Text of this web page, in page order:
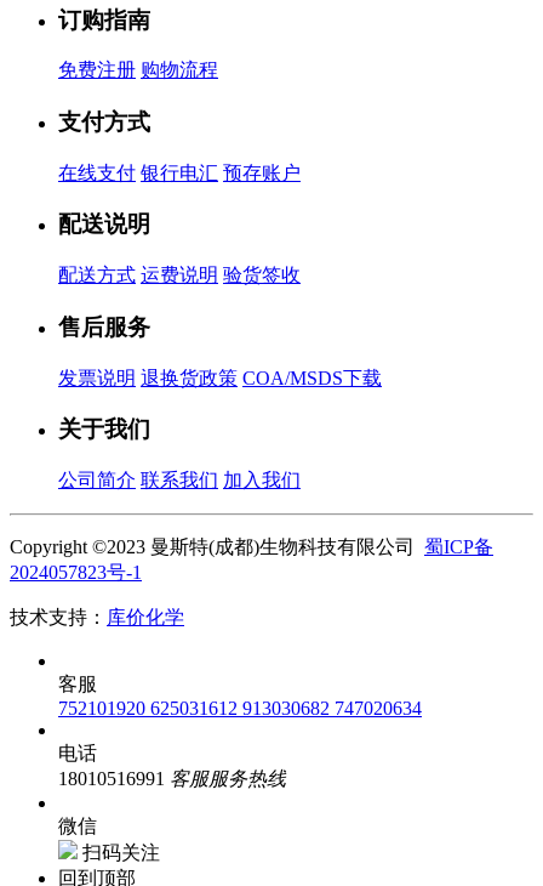
订购指南
免费注册 购物流程
支付方式
在线支付 银行电汇 预存账户
配送说明
配送方式 运费说明 验货签收
售后服务
发票说明 退换货政策 COA/MSDS下载
关于我们
公司简介 联系我们 加入我们
Copyright ©2023 曼斯特(成都)生物科技有限公司 蜀ICP备
2024057823号-1
技术支持： 库价化学
客服
752101920 625031612 913030682 747020634
电话
18010516991 客服服务热线
微信
扫码关注
回到顶部